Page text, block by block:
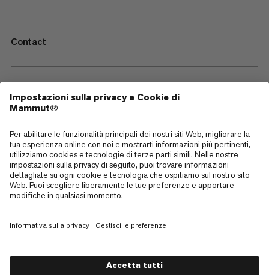
Contact
—
Sitemap
Cookies
Note legali
Politica sulla Privacy dei Dati